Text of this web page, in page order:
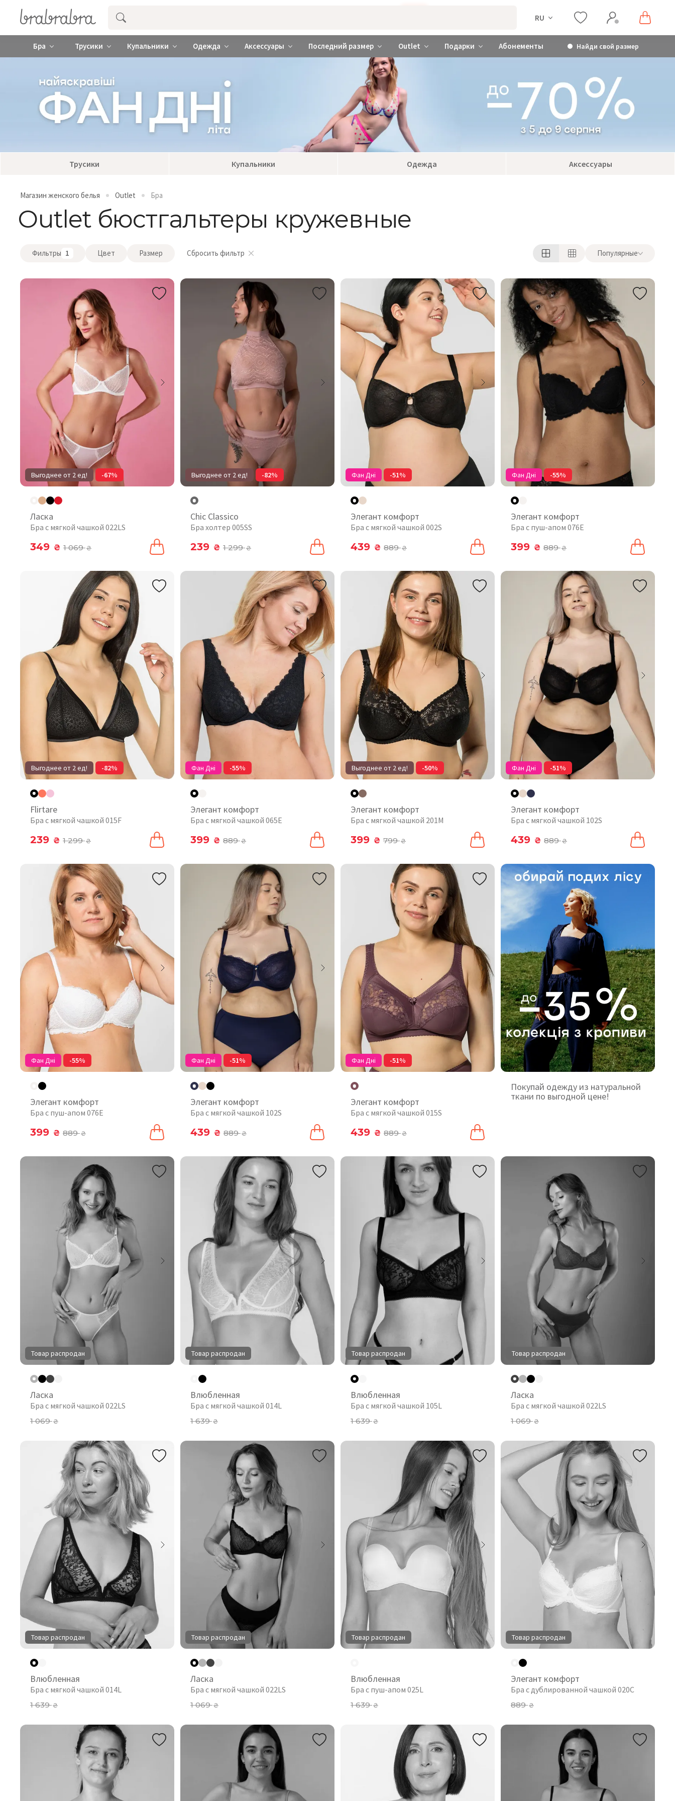
Купить нижнее женское белье ❤️ brabrabra ❤️ Киев и Украина RU
Бра Трусики Купальники Одежда Аксессуары Последний размер Outlet Подарки Абонементы Найди свой размер
Трусики Купальники Одежда Аксессуары
Магазин женского белья Outlet Бра
Outlet бюстгальтеры кружевные
Фильтры 1 Цвет Размер Сбросить фильтр Популярные
Выгоднее от 2 ед! -67%
Ласка
Бра с мягкой чашкой 022LS
349 ₴ 1 069₴
Выгоднее от 2 ед! -82%
Chic Classico
Бра холтер 005SS
239 ₴ 1 299₴
Фан Дні -51%
Элегант комфорт
Бра с мягкой чашкой 002S
439 ₴ 889₴
Фан Дні -55%
Элегант комфорт
Бра с пуш-апом 076Е
399 ₴ 889₴
Выгоднее от 2 ед! -82%
Flirtare
Бра с мягкой чашкой 015F
239 ₴ 1 299₴
Фан Дні -55%
Элегант комфорт
Бра с мягкой чашкой 065E
399 ₴ 889₴
Выгоднее от 2 ед! -50%
Элегант комфорт
Бра с мягкой чашкой 201М
399 ₴ 799₴
Фан Дні -51%
Элегант комфорт
Бра с мягкой чашкой 102S
439 ₴ 889₴
Фан Дні -55%
Элегант комфорт
Бра с пуш-апом 076Е
399 ₴ 889₴
Фан Дні -51%
Элегант комфорт
Бра с мягкой чашкой 102S
439 ₴ 889₴
Фан Дні -51%
Элегант комфорт
Бра с мягкой чашкой 015S
439 ₴ 889₴
Покупай одежду из натуральной
ткани по выгодной цене!
Товар распродан
Ласка
Бра с мягкой чашкой 022LS
1 069₴
Товар распродан
Влюбленная
Бра с мягкой чашкой 014L
1 639₴
Товар распродан
Влюбленная
Бра с мягкой чашкой 105L
1 639₴
Товар распродан
Ласка
Бра с мягкой чашкой 022LS
1 069₴
Товар распродан
Влюбленная
Бра с мягкой чашкой 014L
1 639₴
Товар распродан
Ласка
Бра с мягкой чашкой 022LS
1 069₴
Товар распродан
Влюбленная
Бра с пуш-апом 025L
1 639₴
Товар распродан
Элегант комфорт
Бра с дублированной чашкой 020С
889₴